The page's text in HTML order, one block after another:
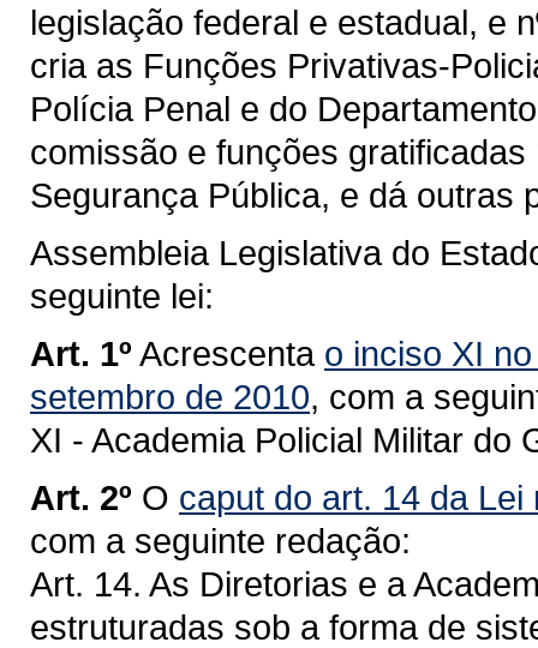
legislação federal e estadual, e
cria as Funções Privativas-
Polícia Penal e do
comissão e funções
Segurança Pública, e dá outras
Assembleia Legislativa do
seguinte lei:
Art. 1º Acrescenta o inciso XI
setembro de 2010, com a
XI - Academia Policial Militar do
Art. 2º O caput do art. 14 da Lei
com a seguinte redação:
Art. 14. As Diretorias e a
estruturadas sob a forma de